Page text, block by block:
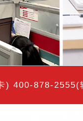
) 400-878-2555(